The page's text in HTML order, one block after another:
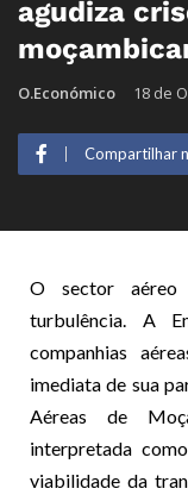
agudiza
O.Económico 18 de
Compartilhar
O sector aéreo
turbulência. A
companhias
imediata de sua
Aéreas de
interpretada
viabilidade da